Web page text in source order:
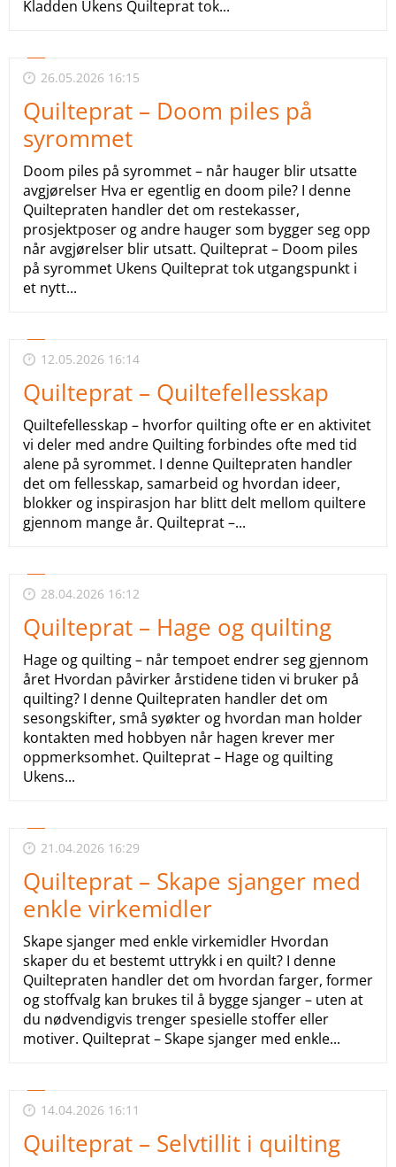
Kladden Ukens Quilteprat tok...
26.05.2026 16:15
Quilteprat – Doom piles på
syrommet
Doom piles på syrommet – når hauger blir utsatte
avgjørelser Hva er egentlig en doom pile? I denne
Quiltepraten handler det om restekasser,
prosjektposer og andre hauger som bygger seg opp
når avgjørelser blir utsatt. Quilteprat – Doom piles
på syrommet Ukens Quilteprat tok utgangspunkt i
et nytt...
12.05.2026 16:14
Quilteprat – Quiltefellesskap
Quiltefellesskap – hvorfor quilting ofte er en aktivitet
vi deler med andre Quilting forbindes ofte med tid
alene på syrommet. I denne Quiltepraten handler
det om fellesskap, samarbeid og hvordan ideer,
blokker og inspirasjon har blitt delt mellom quiltere
gjennom mange år. Quilteprat –...
28.04.2026 16:12
Quilteprat – Hage og quilting
Hage og quilting – når tempoet endrer seg gjennom
året Hvordan påvirker årstidene tiden vi bruker på
quilting? I denne Quiltepraten handler det om
sesongskifter, små syøkter og hvordan man holder
kontakten med hobbyen når hagen krever mer
oppmerksomhet. Quilteprat – Hage og quilting
Ukens...
21.04.2026 16:29
Quilteprat – Skape sjanger med
enkle virkemidler
Skape sjanger med enkle virkemidler Hvordan
skaper du et bestemt uttrykk i en quilt? I denne
Quiltepraten handler det om hvordan farger, former
og stoffvalg kan brukes til å bygge sjanger – uten at
du nødvendigvis trenger spesielle stoffer eller
motiver. Quilteprat – Skape sjanger med enkle...
14.04.2026 16:11
Quilteprat – Selvtillit i quilting